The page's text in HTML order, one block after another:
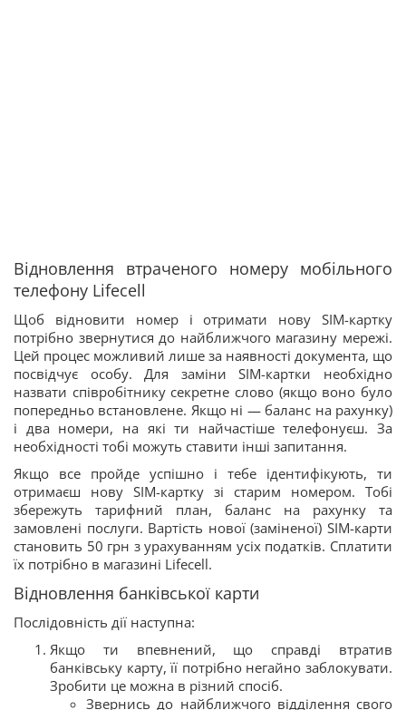
Відновлення втраченого номеру мобільного
телефону Lifecell
Щоб відновити номер і отримати нову SIM-картку
потрібно звернутися до найближчого магазину мережі.
Цей процес можливий лише за наявності документа, що
посвідчує особу. Для заміни SIM-картки необхідно
назвати співробітнику секретне слово (якщо воно було
попередньо встановлене. Якщо ні — баланс на рахунку)
і два номери, на які ти найчастіше телефонуєш. За
необхідності тобі можуть ставити інші запитання.
Якщо все пройде успішно і тебе ідентифікують, ти
отримаєш нову SIM-картку зі старим номером. Тобі
збережуть тарифний план, баланс на рахунку та
замовлені послуги. Вартість нової (заміненої) SIM-карти
становить 50 грн з урахуванням усіх податків. Сплатити
їх потрібно в магазині Lifecell.
Відновлення банківської карти
Послідовність дії наступна:
Якщо ти впевнений, що справді втратив
банківську карту, її потрібно негайно заблокувати.
Зробити це можна в різний спосіб.
Звернись до найближчого відділення свого